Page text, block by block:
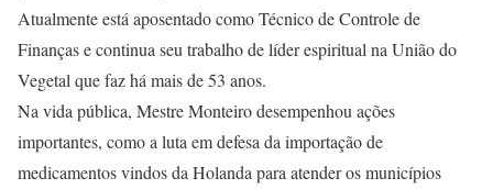
Atualmente está aposentado como Técnico de Controle de
Finanças e continua seu trabalho de líder espiritual na União do
Vegetal que faz há mais de 53 anos.
Na vida pública, Mestre Monteiro desempenhou ações
importantes, como a luta em defesa da importação de
medicamentos vindos da Holanda para atender os municípios